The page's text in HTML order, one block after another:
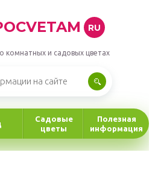
RU
комнатных и садовых цветах
Садовые
цветы
Полезная
информация